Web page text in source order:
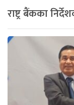
राष्ट्र बैंकका